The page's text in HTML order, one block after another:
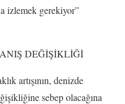
izlemek gerekiyor”
DEĞİŞİKLİĞİ
artışının, denizde
sebep olacağına